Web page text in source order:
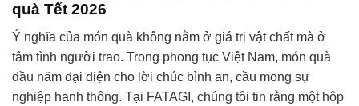
quà Tết 2026
Ý nghĩa của món quà không nằm ở giá trị vật chất mà ở
tâm tình người trao. Trong phong tục Việt Nam, món quà
đầu năm đại diện cho lời chúc bình an, cầu mong sự
nghiệp hanh thông. Tại FATAGI, chúng tôi tin rằng một hộp